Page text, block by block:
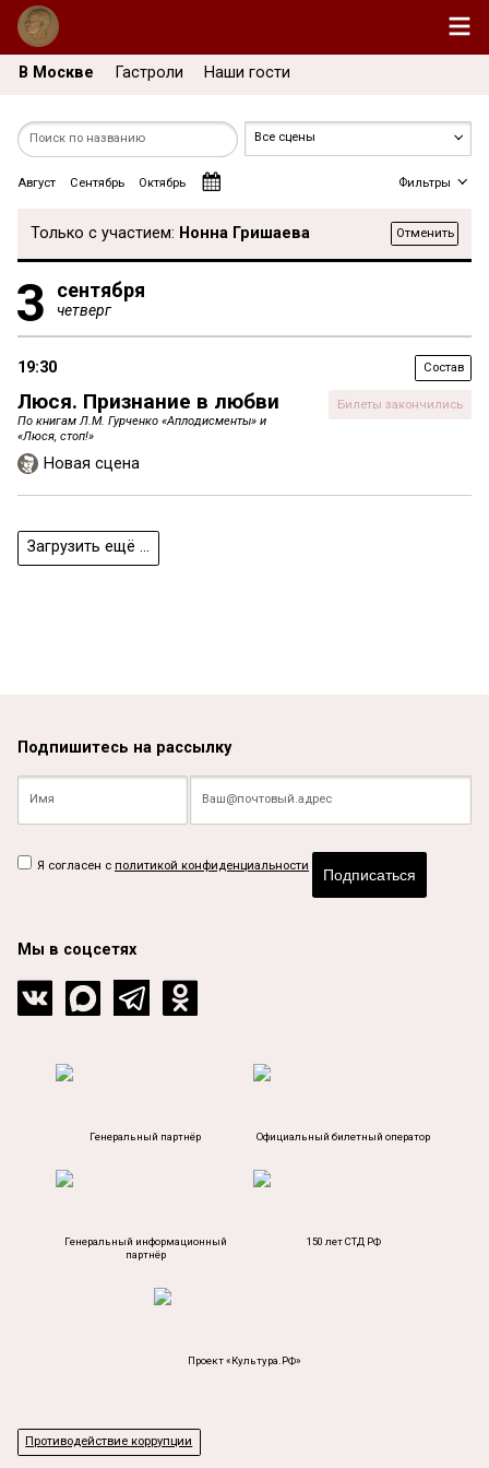
В Москве Гастроли Наши гости
Август Сентябрь Октябрь Фильтры
Только с участием: Нонна Гришаева Отменить
3 сентября
четверг
19:30 Состав
Люся. Признание в любви
По книгам Л.М. Гурченко «Аплодисменты» и
«Люся, стоп!»
Новая сцена
Билеты закончились
Загрузить ещё ...
Подпишитесь на рассылку
Я согласен с политикой конфиденциальности
Подписаться
Мы в соцсетях
Генеральный партнёр Официальный билетный оператор
Генеральный информационный
партнёр
150 лет СТД РФ
Проект «Культура.РФ»
Противодействие коррупции